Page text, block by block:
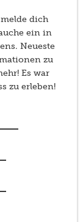
dich
ein in
Neueste
zu
Es war
zu erleben!